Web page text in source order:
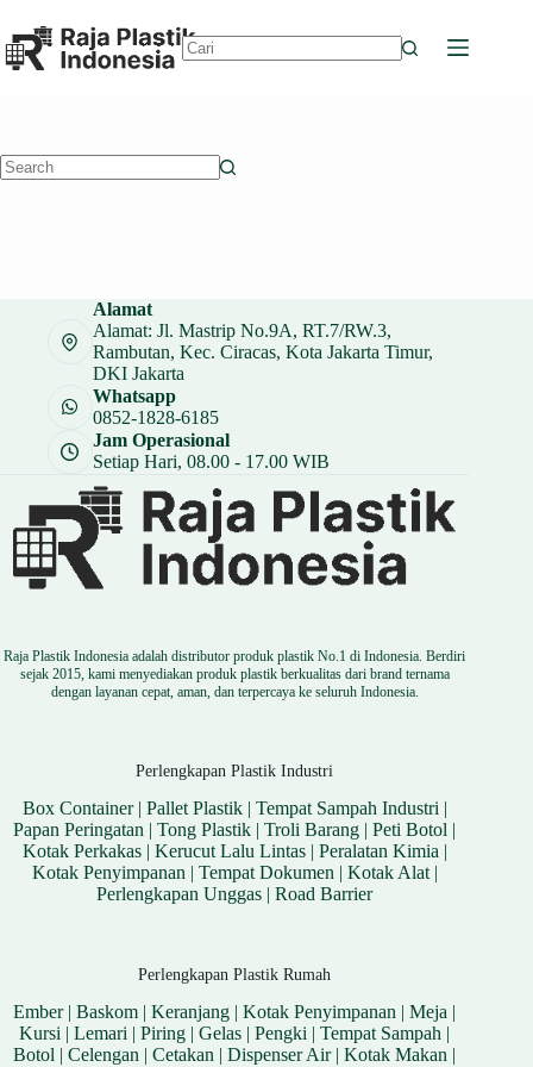
to
content
Alamat
Alamat: Jl. Mastrip No.9A, RT.7/RW.3,
Rambutan, Kec. Ciracas, Kota Jakarta Timur,
DKI Jakarta
Whatsapp
0852-1828-6185
Jam Operasional
Setiap Hari, 08.00 - 17.00 WIB
Raja Plastik Indonesia adalah distributor produk plastik No.1 di Indonesia. Berdiri
sejak 2015, kami menyediakan produk plastik berkualitas dari brand ternama
dengan layanan cepat, aman, dan terpercaya ke seluruh Indonesia.
Perlengkapan Plastik Industri
Box Container| Pallet Plastik| Tempat Sampah Industri |
Papan Peringatan |Tong Plastik |Troli Barang |Peti Botol |
Kotak Perkakas| Kerucut Lalu Lintas| Peralatan Kimia |
Kotak Penyimpanan | Tempat Dokumen | Kotak Alat|
Perlengkapan Unggas |Road Barrier
Perlengkapan Plastik Rumah
Ember|Baskom |Keranjang |Kotak Penyimpanan |Meja |
Kursi |Lemari |Piring |Gelas |Pengki |Tempat Sampah |
Botol |Celengan |Cetakan |Dispenser Air|Kotak Makan |